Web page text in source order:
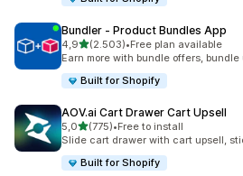
Bundler ‑ Product Bundles App
4,95 yıldız üzerinden
(2.503)
toplam 2503 değerlendirme
•Free plan available
Earn more with bundle offers,
Built for Shopify
AOV.ai Cart Drawer Cart Upsell
5,05 yıldız üzerinden
(775)
toplam 775 değerlendirme
•Free to install
Slide cart drawer with cart upsell,
Built for Shopify